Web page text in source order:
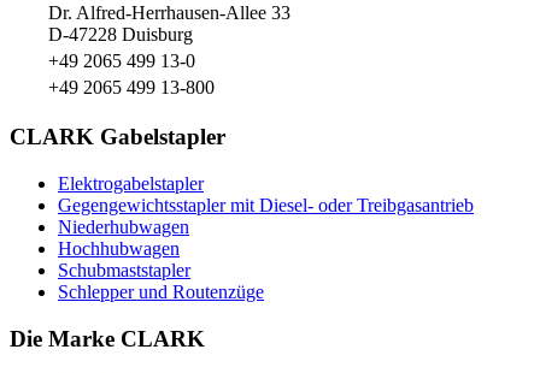
Dr. Alfred-Herrhausen-Allee 33
D-47228 Duisburg
+49 2065 499 13-0
+49 2065 499 13-800
CLARK Gabelstapler
Elektrogabelstapler
Gegengewichtsstapler mit Diesel- oder Treibgasantrieb
Niederhubwagen
Hochhubwagen
Schubmaststapler
Schlepper und Routenzüge
Die Marke CLARK